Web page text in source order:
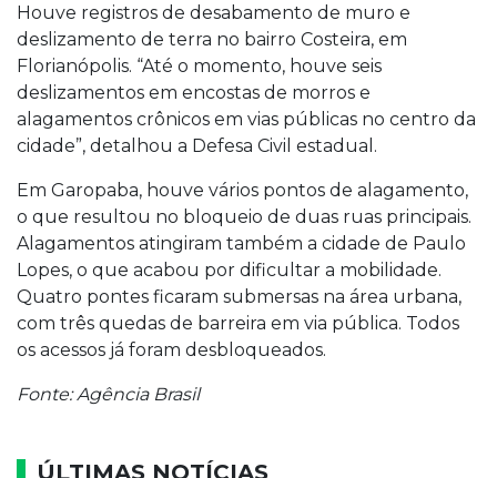
Houve registros de desabamento de muro e
deslizamento de terra no bairro Costeira, em
Florianópolis. “Até o momento, houve seis
deslizamentos em encostas de morros e
alagamentos crônicos em vias públicas no centro da
cidade”, detalhou a Defesa Civil estadual.
Em Garopaba, houve vários pontos de alagamento,
o que resultou no bloqueio de duas ruas principais.
Alagamentos atingiram também a cidade de Paulo
Lopes, o que acabou por dificultar a mobilidade.
Quatro pontes ficaram submersas na área urbana,
com três quedas de barreira em via pública. Todos
os acessos já foram desbloqueados.
Fonte: Agência Brasil
ÚLTIMAS NOTÍCIAS